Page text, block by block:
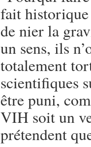
fait
de nier la
un sens, ils
totalement
scientifiques
être puni,
VIH soit un
prétendent